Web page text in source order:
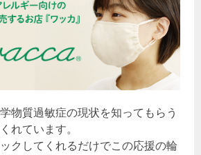
物質過敏症の現状を知ってもらう
れています。
クしてくれるだけでこの応援の輪